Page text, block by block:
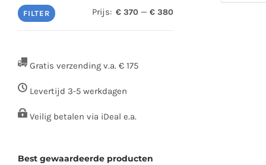
Min.
Max.
FILTER Prijs: € 370 —€ 380
Gratis verzending v.a. € 175
Levertijd 3-5 werkdagen
Veilig betalen via iDeal e.a.
Best gewaardeerde producten